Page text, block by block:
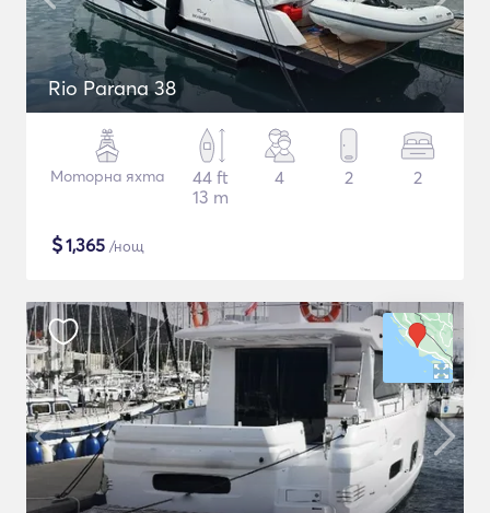
Rio Parana 38
Моторна яхта
44 ft
13 m
4 2 2
$1,365 /нощ